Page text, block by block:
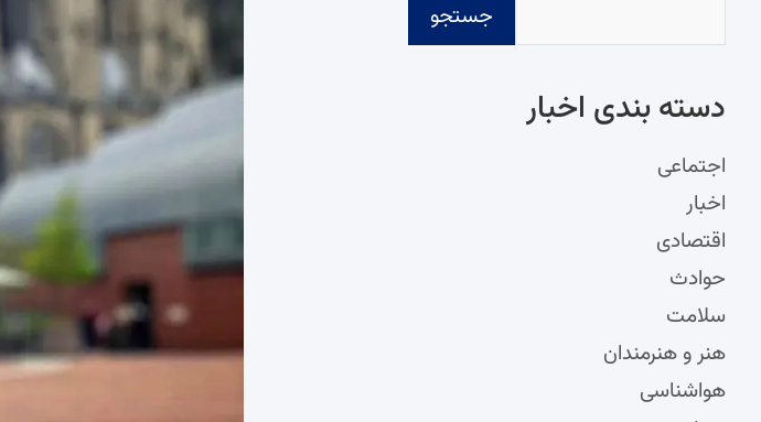
جستجو
دسته‌ بندی اخبار
اجتماعی
اخبار
اقتصادی
حوادث
سلامت
هنر و هنرمندان
هواشناسی